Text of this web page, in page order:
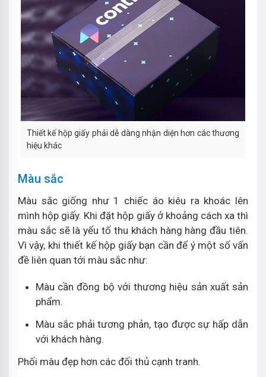
Thiết kế hộp giấy phải dễ dàng nhận diện hơn các thương
hiệu khác
Màu sắc
Màu sắc giống như 1 chiếc áo kiêu ra khoác lên
mình hộp giấy. Khi đặt hộp giấy ở khoảng cách xa thì
màu sắc sẽ là yếu tố thu khách hàng hàng đầu tiên.
Vì vậy, khi thiết kế hộp giấy bạn cần để ý một số vấn
đề liên quan tới màu sắc như:
Màu cần đồng bộ với thương hiệu sản xuất sản
phẩm.
Màu sắc phải tương phản, tạo được sự hấp dẫn
với khách hàng.
Phối màu đẹp hơn các đối thủ cạnh tranh.